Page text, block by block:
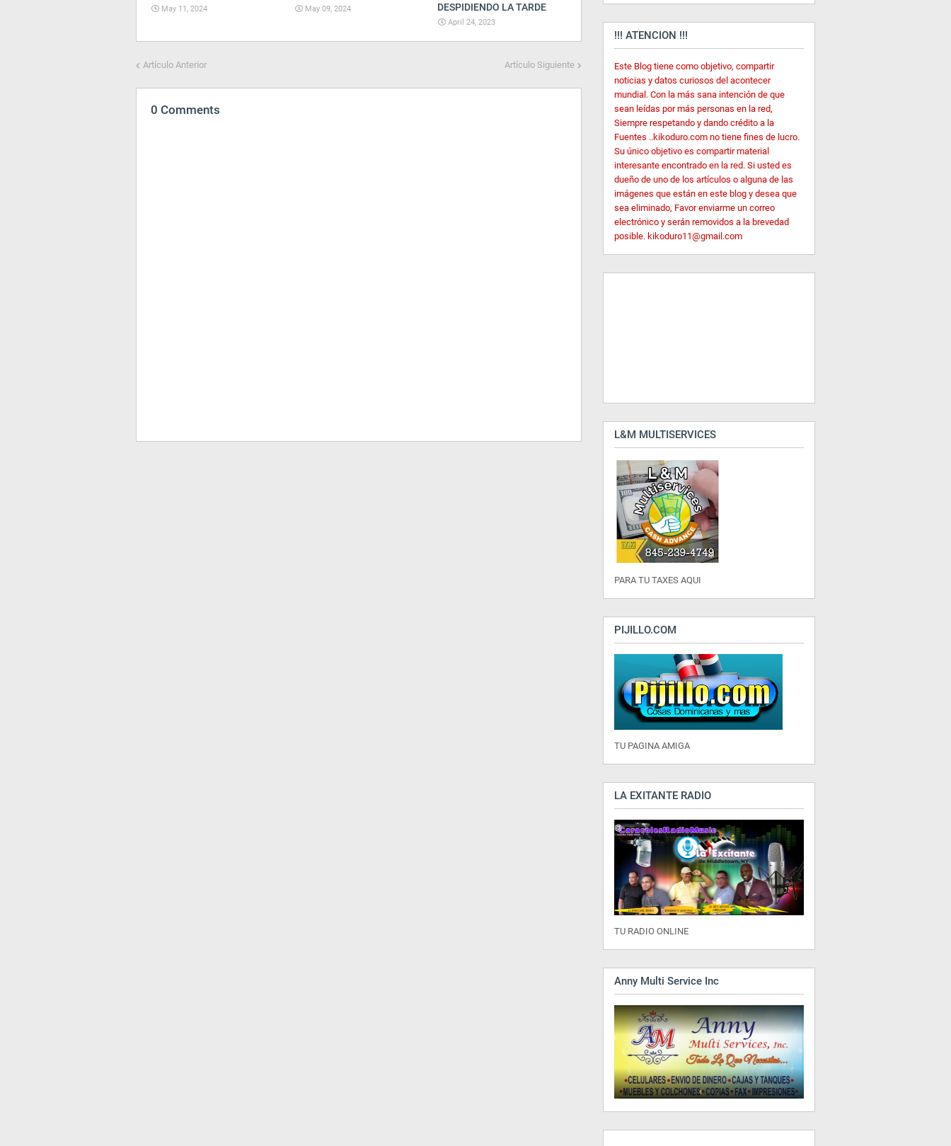
May 11, 2024 May 09, 2024
DESPIDIENDO LA TARDE
April 24, 2023
Artículo Anterior Artículo Siguiente
0 Comments
!!! ATENCION !!!
Este Blog tiene como objetivo, compartir
noticias y datos curiosos del acontecer
mundial. Con la más sana intención de que
sean leídas por más personas en la red,
Siempre respetando y dando crédito a la
Fuentes ..kikoduro.com no tiene fines de lucro.
Su único objetivo es compartir material
interesante encontrado en la red. Si usted es
dueño de uno de los artículos o alguna de las
imágenes que están en este blog y desea que
sea eliminado, Favor enviarme un correo
electrónico y serán removidos a la brevedad
posible. kikoduro11@gmail.com
L&M MULTISERVICES
PARA TU TAXES AQUI
PIJILLO.COM
TU PAGINA AMIGA
LA EXITANTE RADIO
TU RADIO ONLINE
Anny Multi Service Inc